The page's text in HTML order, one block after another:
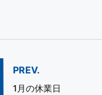
PREV.
1月の休業日